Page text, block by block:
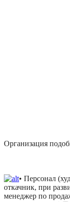
Организация
• Персонал
откачник, при
менеджер по